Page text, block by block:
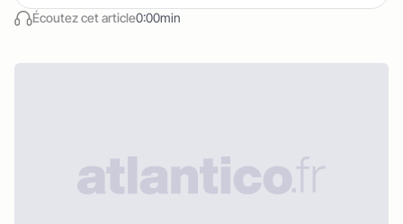
Écoutez cet article0:00min